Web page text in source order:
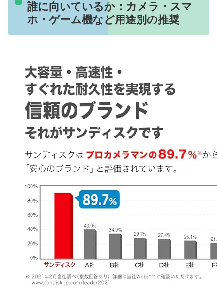
誰に向いているか：カメラ・スマ
ホ・ゲーム機など用途別の推奨